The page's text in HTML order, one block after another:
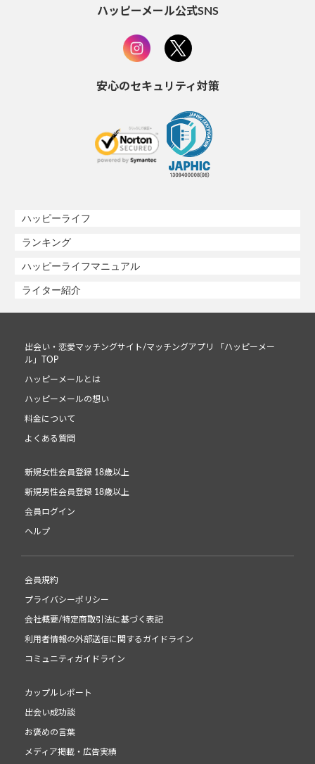
ハッピーメール公式SNS
安心のセキュリティ対策
ハッピーライフ
ランキング
ハッピーライフマニュアル
ライター紹介
出会い・恋愛マッチングサイト/マッチングアプリ 「ハッピーメー
ル」TOP
ハッピーメールとは
ハッピーメールの想い
料金について
よくある質問
新規女性会員登録 18歳以上
新規男性会員登録 18歳以上
会員ログイン
ヘルプ
会員規約
プライバシーポリシー
会社概要/特定商取引法に基づく表記
利用者情報の外部送信に関するガイドライン
コミュニティガイドライン
カップルレポート
出会い成功談
お褒めの言葉
メディア掲載・広告実績